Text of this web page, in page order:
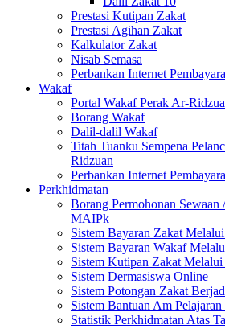
Prestasi Kutipan Zakat
Prestasi Agihan Zakat
Kalkulator Zakat
Nisab Semasa
Perbankan Internet
Wakaf
Portal Wakaf Perak Ar-
Borang Wakaf
Dalil-dalil Wakaf
Titah Tuanku Sempena
Ridzuan
Perbankan Internet
Perkhidmatan
Borang Permohonan Sewaan
MAIPk
Sistem Bayaran Zakat
Sistem Bayaran Wakaf
Sistem Kutipan Zakat
Sistem Dermasiswa Online
Sistem Potongan Zakat
Sistem Bantuan Am
Statistik Perkhidmatan Atas